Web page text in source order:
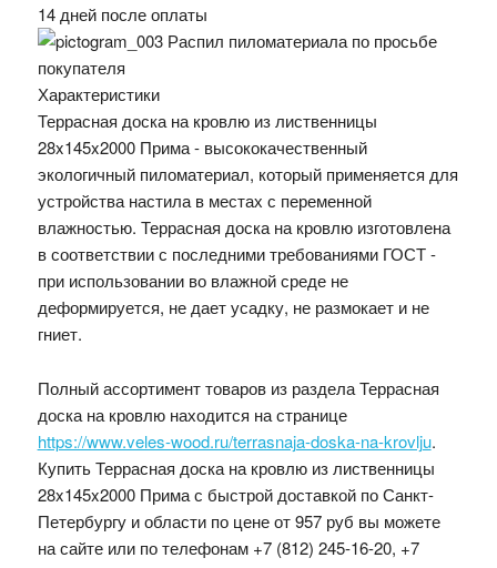
14 дней после оплаты
Распил пиломатериала по просьбе
покупателя
Характеристики
Террасная доска на кровлю из лиственницы
28x145x2000 Прима - высококачественный
экологичный пиломатериал, который применяется для
устройства настила в местах с переменной
влажностью. Террасная доска на кровлю изготовлена
в соответствии с последними требованиями ГОСТ -
при использовании во влажной среде не
деформируется, не дает усадку, не размокает и не
гниет.
Полный ассортимент товаров из раздела Террасная
доска на кровлю находится на странице
https://www.veles-wood.ru/terrasnaja-doska-na-krovlju.
Купить Террасная доска на кровлю из лиственницы
28x145x2000 Прима с быстрой доставкой по Санкт-
Петербургу и области по цене от957 руб вы можете
на сайте или по телефонам +7 (812) 245-16-20, +7